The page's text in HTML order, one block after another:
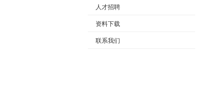
人才招聘
资料下载
联系我们